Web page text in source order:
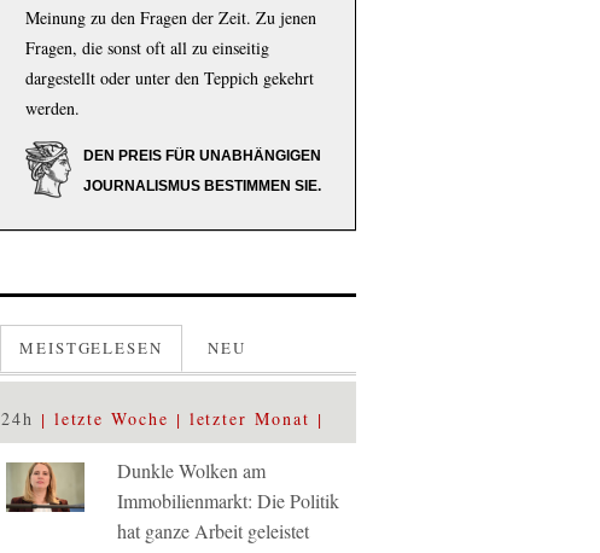
Meinung zu den Fragen der Zeit. Zu jenen
Fragen, die sonst oft all zu einseitig
dargestellt oder unter den Teppich gekehrt
werden.
DEN PREIS FÜR UNABHÄNGIGEN
JOURNALISMUS BESTIMMEN SIE.
MEISTGELESEN NEU
24h letzte Woche letzter Monat
Dunkle Wolken am
Immobilienmarkt: Die Politik
hat ganze Arbeit geleistet